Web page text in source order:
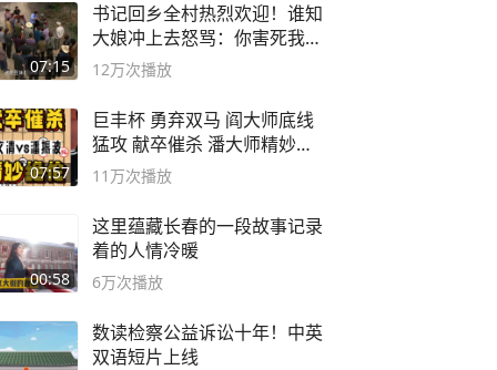
07:15
书记回乡全村热烈欢迎！谁知
大娘冲上去怒骂：你害死我儿
子
12万次播放
07:57
巨丰杯 勇弃双马 阎大师底线
猛攻 献卒催杀 潘大师精妙入
局
11万次播放
00:58
这里蕴藏长春的一段故事记录
着的人情冷暖
6万次播放
数读检察公益诉讼十年！中英
双语短片上线